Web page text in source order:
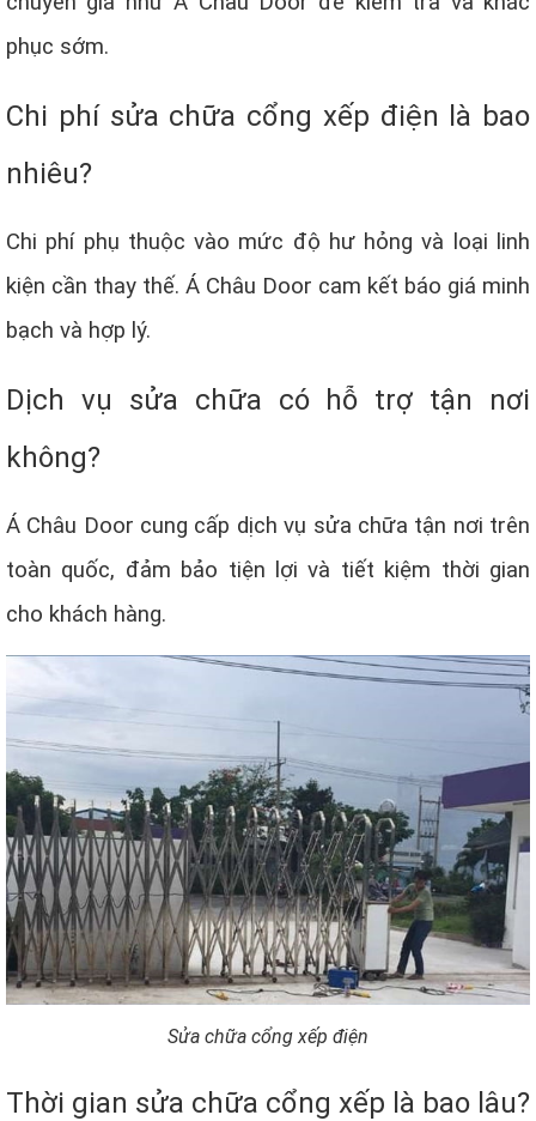
phục sớm.
Chi phí sửa chữa cổng xếp điện là bao
nhiêu?
Chi phí phụ thuộc vào mức độ hư hỏng và loại linh
kiện cần thay thế. Á Châu Door cam kết báo giá minh
bạch và hợp lý.
Dịch vụ sửa chữa có hỗ trợ tận nơi
không?
Á Châu Door cung cấp dịch vụ sửa chữa tận nơi trên
toàn quốc, đảm bảo tiện lợi và tiết kiệm thời gian
cho khách hàng.
Sửa chữa cổng xếp điện
Thời gian sửa chữa cổng xếp là bao lâu?